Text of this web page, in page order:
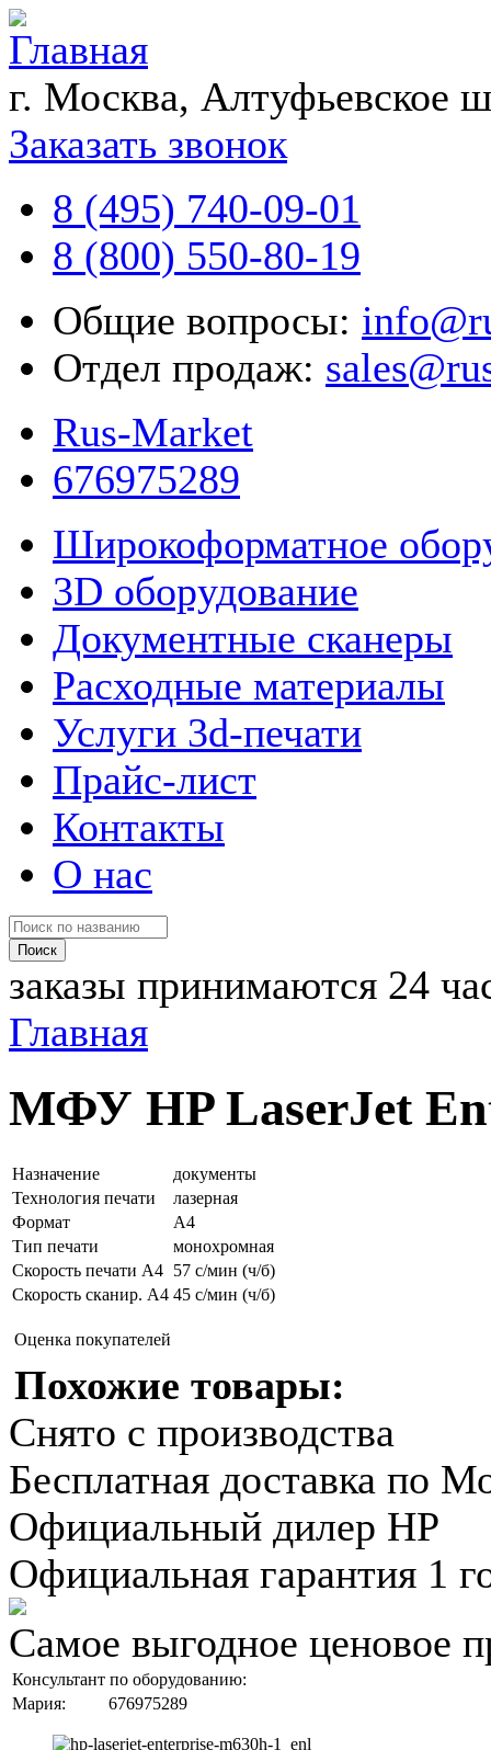
г. Москва, Алтуфьевское
Заказать звонок
8 (495) 740-09-01
8 (800) 550-80-19
Общие вопросы:
Отдел продаж:
Rus-Market
676975289
Широкоформатное
3D оборудование
Документные сканеры
Расходные материалы
Услуги 3d-печати
Прайс-лист
Контакты
О нас
заказы принимаются 24
Главная
МФУ HP LaserJet
Назначение
документы
Технология печати
лазерная
Формат
A4
Тип печати
монохромная
Скорость печати A4 57 с/мин (ч/б)
Скорость сканир. A4 45 с/мин (ч/б)
Оценка покупателей
Похожие товары:
Снято с производства
Бесплатная доставка по
Официальный дилер HP
Официальная гарантия 1
Самое выгодное ценовое
Консультант по оборудованию:
Мария:
676975289